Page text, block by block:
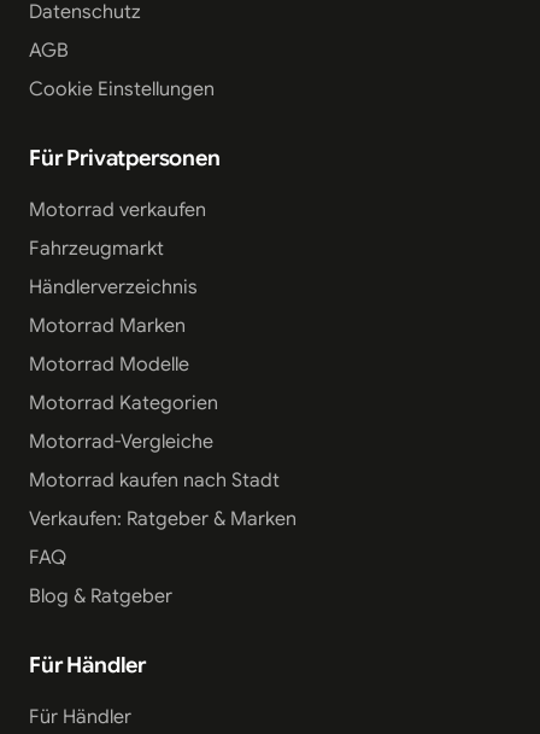
Datenschutz
AGB
Cookie Einstellungen
Für Privatpersonen
Motorrad verkaufen
Fahrzeugmarkt
Händlerverzeichnis
Motorrad Marken
Motorrad Modelle
Motorrad Kategorien
Motorrad-Vergleiche
Motorrad kaufen nach Stadt
Verkaufen: Ratgeber & Marken
FAQ
Blog & Ratgeber
Für Händler
Für Händler